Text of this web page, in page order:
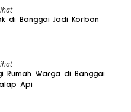
di Banggai Jadi Korban
Rumah Warga di Banggai
Api